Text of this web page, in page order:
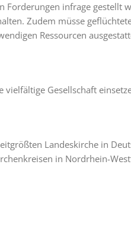
Forderungen infrage gestellt
Zudem müsse
Ressourcen
Gesellschaft
Landeskirche in
in Nordrhein-